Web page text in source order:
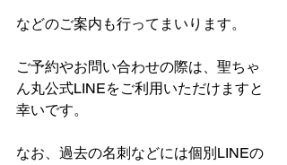
などのご案内も行ってまいります。
ご予約やお問い合わせの際は、聖ちゃ
ん丸公式LINEをご利用いただけますと
幸いです。
なお、過去の名刺などには個別LINEの